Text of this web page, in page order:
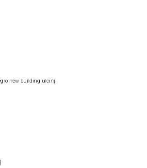
new building ulcinj